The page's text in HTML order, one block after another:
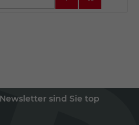
Newsletter sind Sie top